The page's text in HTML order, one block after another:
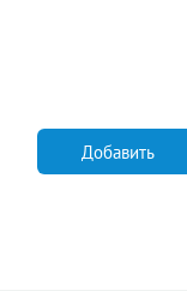
Добавить